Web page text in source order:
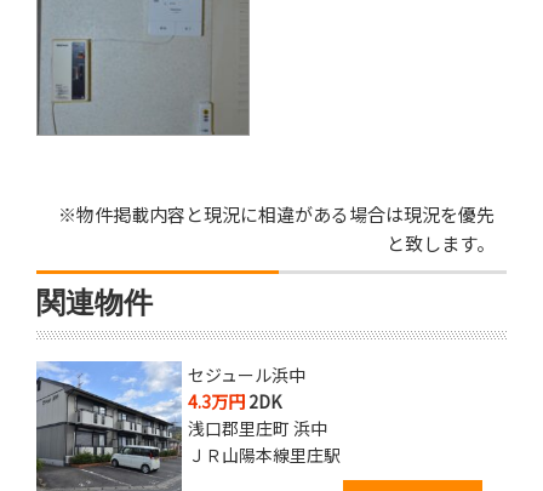
※物件掲載内容と現況に相違がある場合は現況を優先
と致します。
関連物件
セジュール浜中
4.3万円 2DK
浅口郡里庄町 浜中
ＪＲ山陽本線里庄駅